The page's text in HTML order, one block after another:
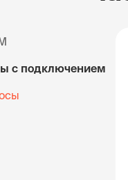
с подключением